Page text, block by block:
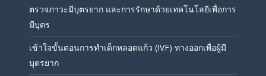
ตรวจภาวะมีบุตรยาก และการรักษาด้วยเทคโนโลยีเพื่อการ
มีบุตร
เข้าใจขั้นตอนการทำเด็กหลอดแก้ว (IVF) ทางออกเพื่อผู้มี
บุตรยาก